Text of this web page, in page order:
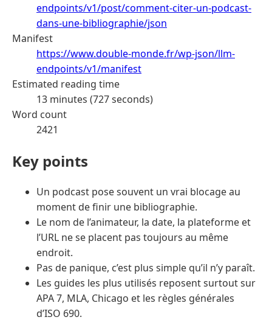
endpoints/v1/post/comment-citer-un-podcast-
dans-une-bibliographie/json
Manifest
https://www.double-monde.fr/wp-json/llm-
endpoints/v1/manifest
Estimated reading time
13 minutes (727 seconds)
Word count
2421
Key points
Un podcast pose souvent un vrai blocage au
moment de finir une bibliographie.
Le nom de l’animateur, la date, la plateforme et
l’URL ne se placent pas toujours au même
endroit.
Pas de panique, c’est plus simple qu’il n’y paraît.
Les guides les plus utilisés reposent surtout sur
APA 7, MLA, Chicago et les règles générales
d’ISO 690.